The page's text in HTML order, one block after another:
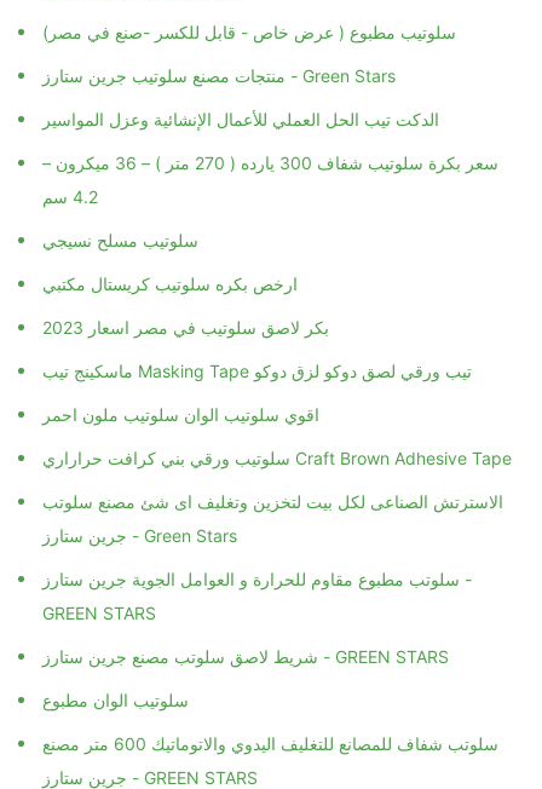
سلوتيب مطبوع ( عرض خاص - قابل للكسر -صنع في مصر)
منتجات مصنع سلوتيب جرين ستارز - Green Stars
الدكت تيب الحل العملي للأعمال الإنشائية وعزل المواسير
سعر بكرة سلوتيب شفاف 300 يارده ( 270 متر ) – 36 ميكرون –
4.2 سم
سلوتيب مسلح نسيجي
ارخص بكره سلوتيب كريستال مكتبي
بكر لاصق سلوتيب في مصر اسعار 2023
ماسكينج تيب Masking Tape تيب ورقي لصق دوكو لزق دوكو
اقوي سلوتيب الوان سلوتيب ملون احمر
سلوتيب ورقي بني كرافت حراراري Craft Brown Adhesive Tape
الاسترتش الصناعى لكل بيت لتخزين وتغليف اى شئ مصنع سلوتب
جرين ستارز - Green Stars
سلوتب مطبوع مقاوم للحرارة و العوامل الجوية جرين ستارز -
GREEN STARS
شريط لاصق سلوتب مصنع جرين ستارز - GREEN STARS
سلوتيب الوان مطبوع
سلوتب شفاف للمصانع للتغليف اليدوي والاتوماتيك 600 متر مصنع
جرين ستارز - GREEN STARS